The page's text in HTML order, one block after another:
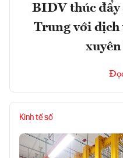
BIDV thúc đẩy
Trung với dịch
Kinh tế số